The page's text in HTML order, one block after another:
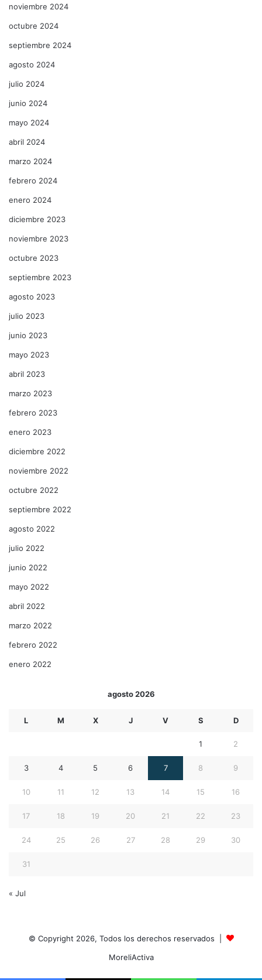
noviembre 2024
octubre 2024
septiembre 2024
agosto 2024
julio 2024
junio 2024
mayo 2024
abril 2024
marzo 2024
febrero 2024
enero 2024
diciembre 2023
noviembre 2023
octubre 2023
septiembre 2023
agosto 2023
julio 2023
junio 2023
mayo 2023
abril 2023
marzo 2023
febrero 2023
enero 2023
diciembre 2022
noviembre 2022
octubre 2022
septiembre 2022
agosto 2022
julio 2022
junio 2022
mayo 2022
abril 2022
marzo 2022
febrero 2022
enero 2022
agosto 2026
L M X J V S D
1 2
3 4 5 6 7 8 9
10 11 12 13 14 15 16
17 18 19 20 21 22 23
24 25 26 27 28 29 30
31
« Jul
© Copyright 2026, Todos los derechos reservados |
MoreliActiva